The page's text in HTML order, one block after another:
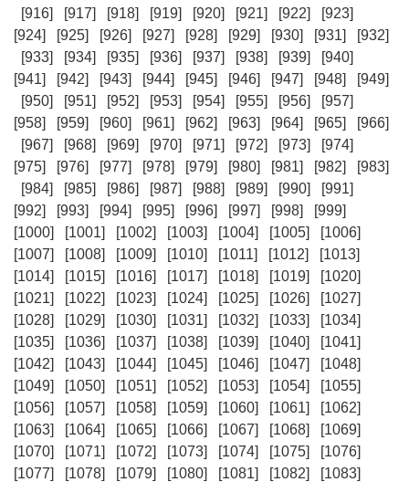
[916] [917] [918] [919] [920] [921] [922]
[923]
[924]
[925] [926] [927] [928] [929] [930] [931]
[932]
[933]
[934] [935] [936] [937] [938] [939]
[940]
[941]
[942] [943] [944] [945] [946] [947] [948]
[949]
[950]
[951] [952] [953] [954] [955] [956]
[957]
[958]
[959] [960] [961] [962] [963] [964] [965]
[966]
[967]
[968] [969] [970] [971] [972] [973]
[974]
[975]
[976] [977] [978] [979] [980] [981] [982]
[983]
[984]
[985] [986] [987] [988] [989] [990]
[991]
[992]
[993] [994] [995] [996] [997] [998]
[999]
[1000]
[1001] [1002] [1003] [1004] [1005]
[1006]
[1007]
[1008] [1009] [1010] [1011] [1012]
[1013]
[1014]
[1015] [1016] [1017] [1018] [1019]
[1020]
[1021]
[1022] [1023] [1024] [1025] [1026]
[1027]
[1028]
[1029] [1030] [1031] [1032] [1033]
[1034]
[1035]
[1036] [1037] [1038] [1039] [1040]
[1041]
[1042]
[1043] [1044] [1045] [1046] [1047]
[1048]
[1049]
[1050] [1051] [1052] [1053] [1054]
[1055]
[1056]
[1057] [1058] [1059] [1060] [1061]
[1062]
[1063]
[1064] [1065] [1066] [1067] [1068]
[1069]
[1070]
[1071] [1072] [1073] [1074] [1075]
[1076]
[1077]
[1078] [1079] [1080] [1081] [1082]
[1083]